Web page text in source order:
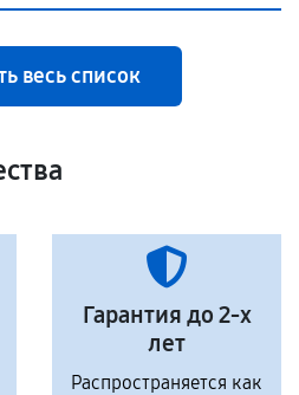
весь список
Гарантия до 2-х
лет
Распространяется как